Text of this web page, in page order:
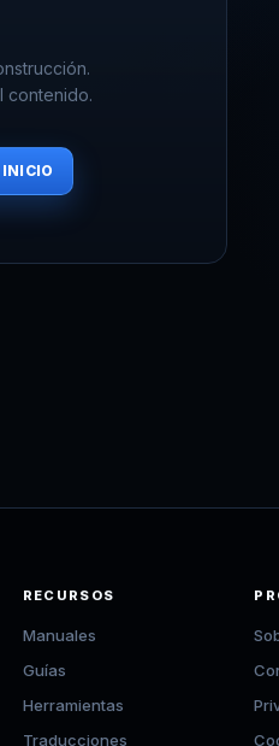
contenido.
INICIO
RECURSOS
Manuales
Guías
Herramientas
Traducciones